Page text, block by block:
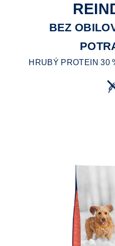
BEZ
HRUBÝ PROTEIN 30